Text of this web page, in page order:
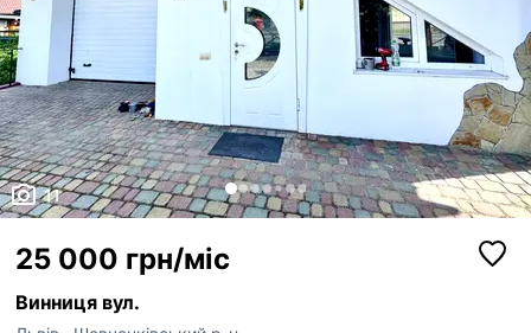
11
25 000 грн/міс
Винниця вул.